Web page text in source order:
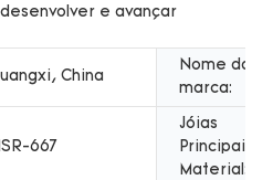
e avançar
China
Nome da
marca:
667
Jóias
Principais
Material: